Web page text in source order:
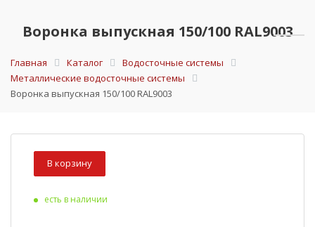
Воронка выпускная 150/100 RAL9003
Главная Каталог
Водосточные системы
Металлические водосточные системы
Воронка выпускная 150/100 RAL9003
В корзину
есть в наличии